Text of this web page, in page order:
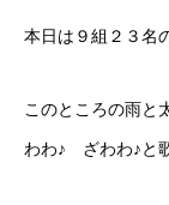
本日は９組２３名
このところの雨
わわ♪ ざわわ♪と